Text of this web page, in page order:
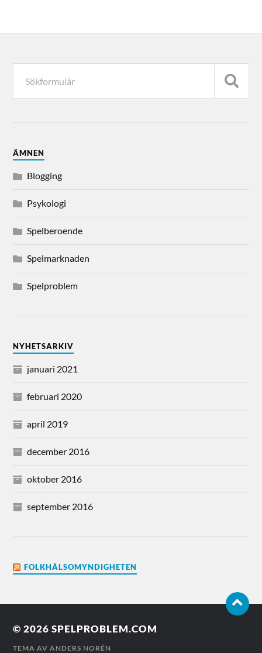
ÄMNEN
Blogging
Psykologi
Spelberoende
Spelmarknaden
Spelproblem
NYHETSARKIV
januari 2021
februari 2020
april 2019
december 2016
oktober 2016
september 2016
FOLKHÄLSOMYNDIGHETEN
© 2026SPELPROBLEM.COM
TEMA AVANDERS NORÉN